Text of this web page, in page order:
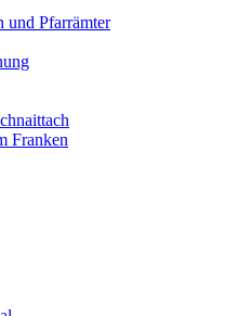
und Pfarrämter
Franken